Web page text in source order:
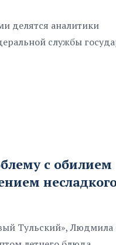
делятся аналитики
службы
с обилием
Тульский»,